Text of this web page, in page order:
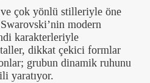
çok yönlü stilleriyle öne
modern
karakterleriyle
dikkat çekici formlar
grubun dinamik ruhunu
yaratıyor.